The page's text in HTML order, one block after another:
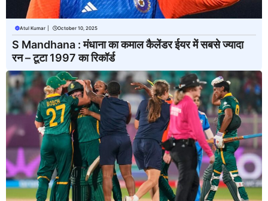
Atul Kumar October 10, 2025
S Mandhana : मंधाना का कमाल कैलेंडर ईयर में सबसे ज्यादा
रन – टूटा 1997 का रिकॉर्ड